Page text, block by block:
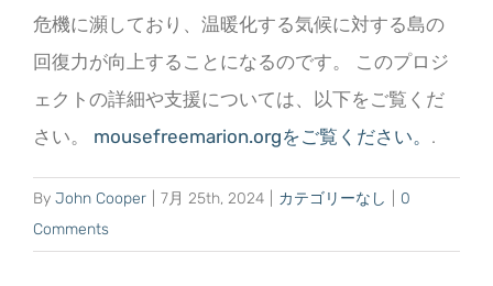
危機に瀕しており、温暖化する気候に対する島の
回復力が向上することになるのです。 このプロジ
ェクトの詳細や支援については、以下をご覧くだ
さい。 mousefreemarion.orgをご覧ください。 .
By John Cooper 7月 25th, 2024 カテゴリーなし
0
Comments